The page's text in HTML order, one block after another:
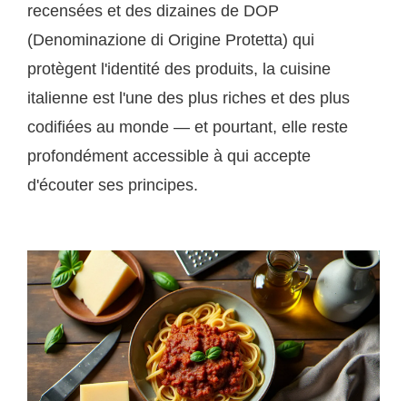
recensées et des dizaines de DOP
(Denominazione di Origine Protetta) qui
protègent l'identité des produits, la cuisine
italienne est l'une des plus riches et des plus
codifiées au monde — et pourtant, elle reste
profondément accessible à qui accepte
d'écouter ses principes.